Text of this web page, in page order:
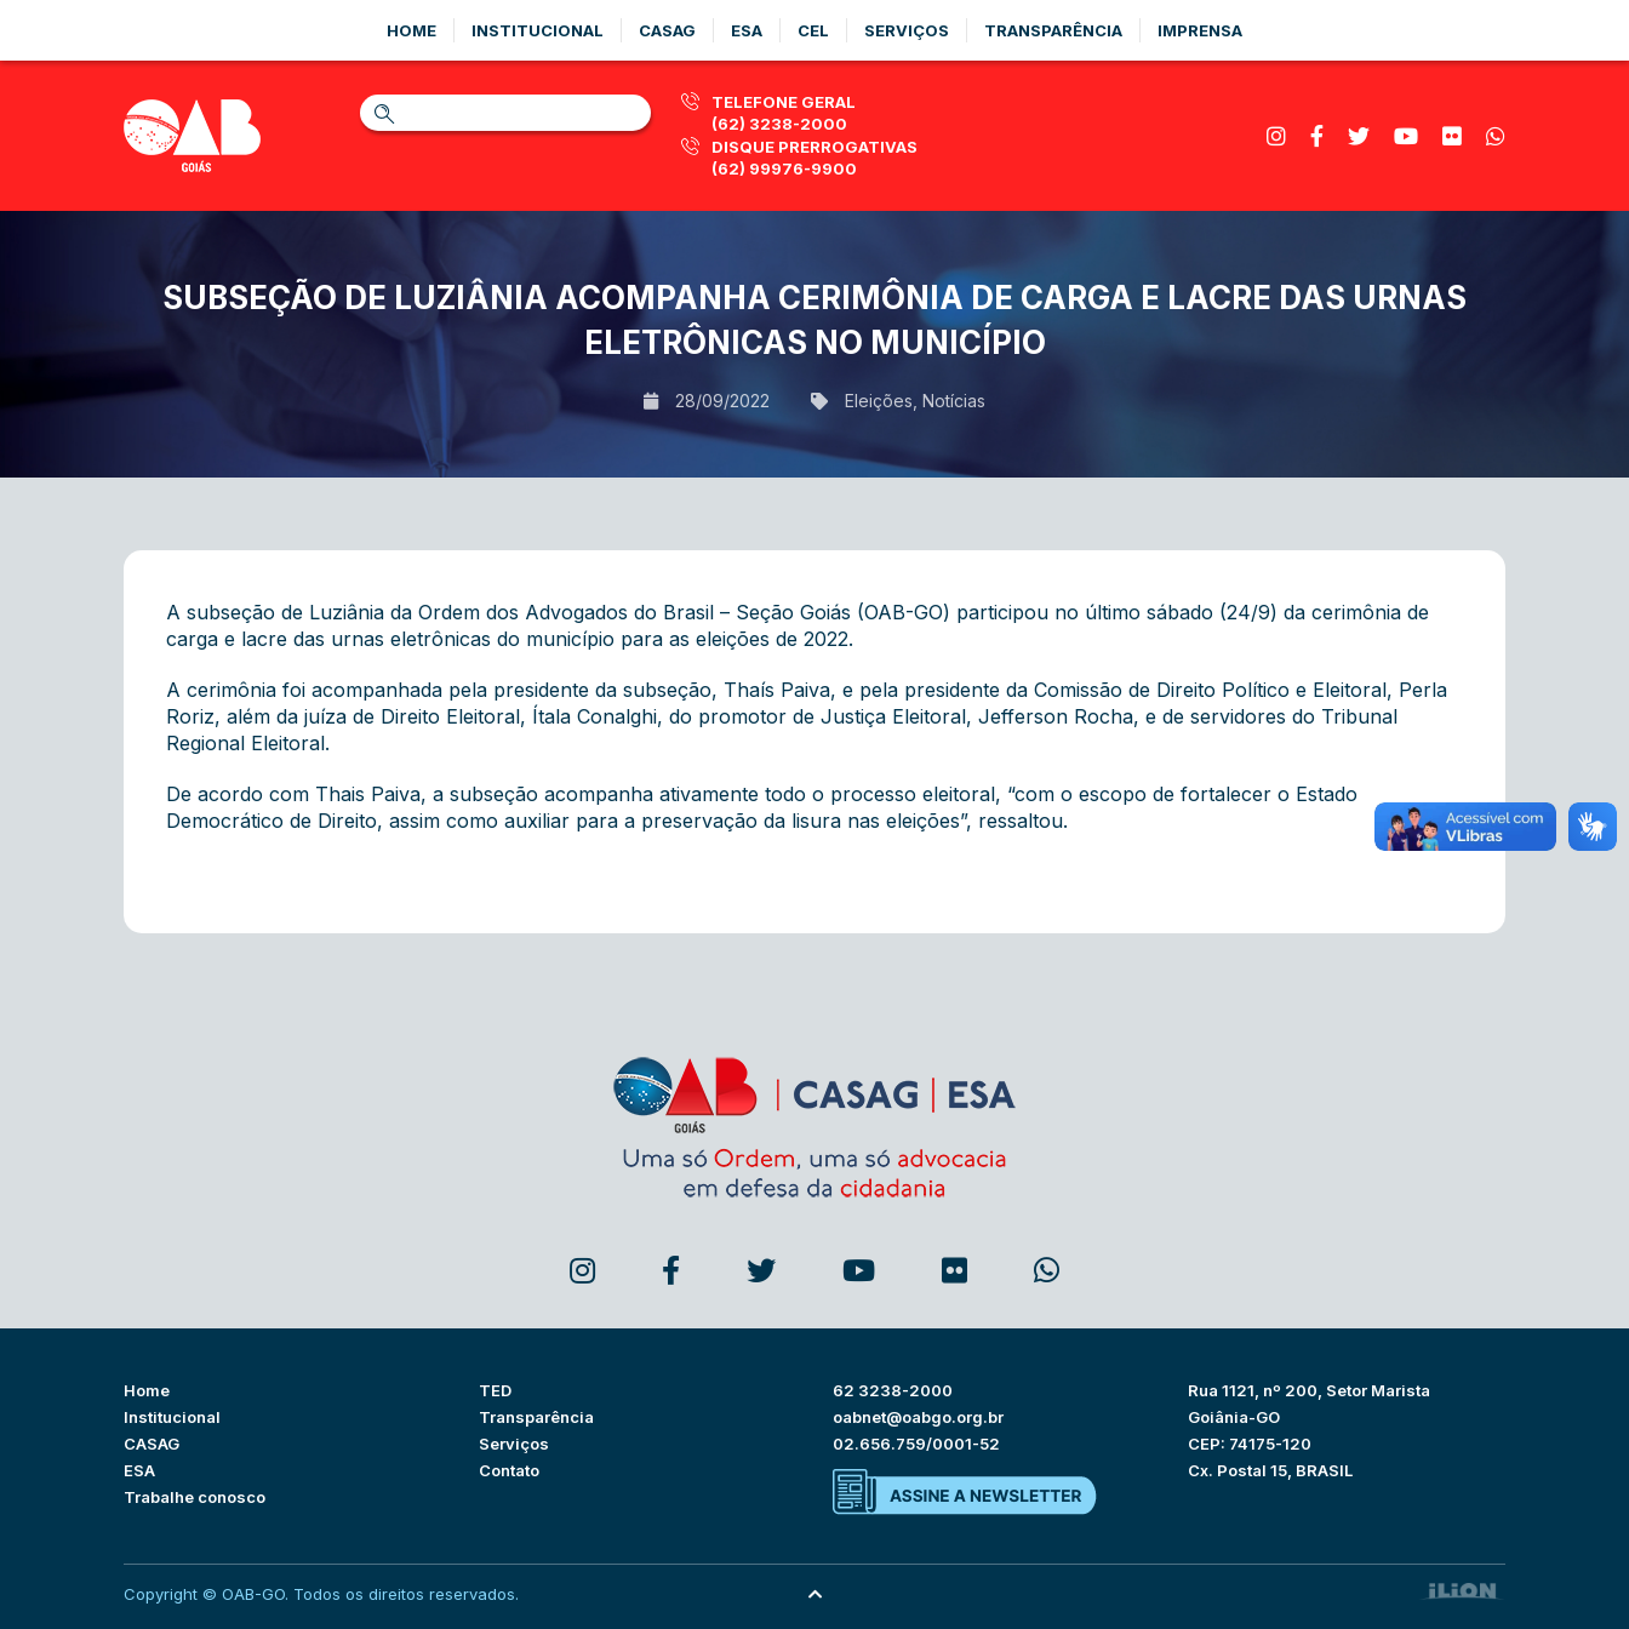
HOME INSTITUCIONAL CASAG ESA CEL SERVIÇOS TRANSPARÊNCIA IMPRENSA
TELEFONE GERAL
(62) 3238-2000
DISQUE PRERROGATIVAS
(62) 99976-9900
SUBSEÇÃO DE LUZIÂNIA ACOMPANHA CERIMÔNIA DE CARGA E LACRE DAS URNAS
ELETRÔNICAS NO MUNICÍPIO
28/09/2022 Eleições Notícias
A subseção de Luziânia da Ordem dos Advogados do Brasil – Seção Goiás (OAB-GO) participou no último sábado (24/9) da cerimônia de
carga e lacre das urnas eletrônicas do município para as eleições de 2022.
A cerimônia foi acompanhada pela presidente da subseção, Thaís Paiva, e pela presidente da Comissão de Direito Político e Eleitoral, Perla
Roriz, além da juíza de Direito Eleitoral, Ítala Conalghi, do promotor de Justiça Eleitoral, Jefferson Rocha, e de servidores do Tribunal
Regional Eleitoral.
De acordo com Thais Paiva, a subseção acompanha ativamente todo o processo eleitoral, “com o escopo de fortalecer o Estado
Democrático de Direito, assim como auxiliar para a preservação da lisura nas eleições”, ressaltou.
Home
Institucional
CASAG
ESA
Trabalhe conosco
TED
Transparência
Serviços
Contato
62 3238-2000
oabnet@oabgo.org.br
02.656.759/0001-52
Rua 1121, nº 200, Setor Marista
Goiânia-GO
CEP: 74175-120
Cx. Postal 15, BRASIL
Copyright © OAB-GO. Todos os direitos reservados.